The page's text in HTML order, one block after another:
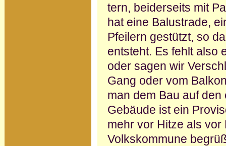
tern, beiderseits mit
hat eine Balustrade,
Pfeilern gestützt, so
entsteht. Es fehlt also
oder sagen wir
Gang oder vom
man dem Bau auf
Ge­bäude ist ein
mehr vor Hitze als
Volkskommune